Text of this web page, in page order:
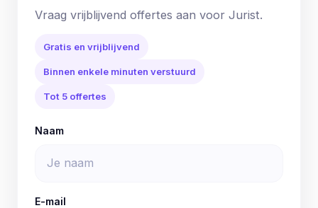
Vraag vrijblijvend offertes aan voor Jurist.
Gratis en vrijblijvend
Binnen enkele minuten verstuurd
Tot 5 offertes
Naam
E-mail